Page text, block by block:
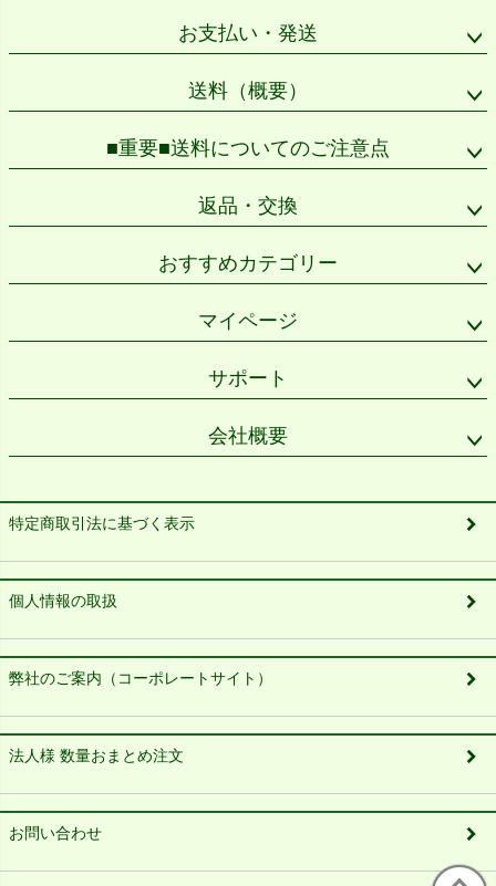
お支払い・発送
送料（概要）
■重要■送料についてのご注意点
返品・交換
おすすめカテゴリー
マイページ
サポート
会社概要
特定商取引法に基づく表示
個人情報の取扱
弊社のご案内（コーポレートサイト）
法人様 数量おまとめ注文
お問い合わせ